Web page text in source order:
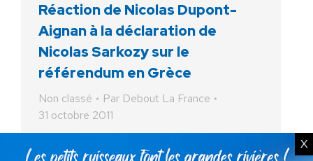
Réaction de Nicolas Dupont-
Aignan à la déclaration de
Nicolas Sarkozy sur le
référendum en Grèce
Non classé Par Debout La France
31 octobre 2011
X